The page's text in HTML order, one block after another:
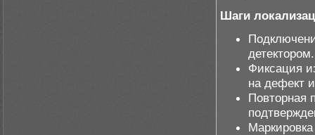
Шаги
детектором.
Фиксация
на дефект
Повторная